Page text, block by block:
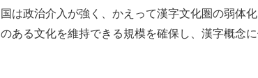
国は政治介入が強く、かえって漢字文化圏の弱体
のある文化を維持できる規模を確保し、漢字概念